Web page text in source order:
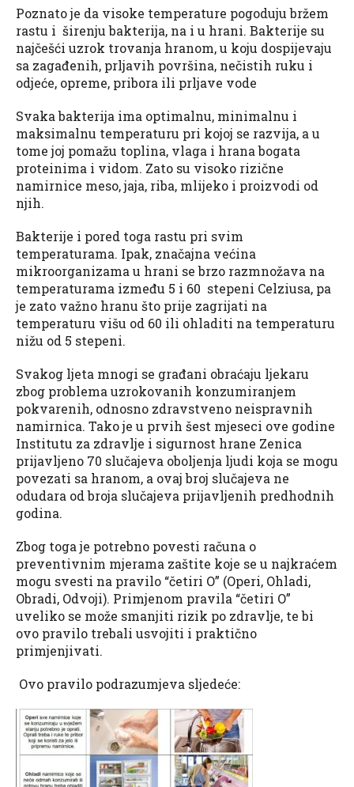
Poznato je da visoke temperature pogoduju bržem
rastu i širenju bakterija, na i u hrani. Bakterije su
najčešći uzrok trovanja hranom, u koju dospijevaju
sa zagađenih, prljavih površina, nečistih ruku i
odjeće, opreme, pribora ili prljave vode
Svaka bakterija ima optimalnu, minimalnu i
maksimalnu temperaturu pri kojoj se razvija, a u
tome joj pomažu toplina, vlaga i hrana bogata
proteinima i vidom. Zato su visoko rizične
namirnice meso, jaja, riba, mlijeko i proizvodi od
njih.
Bakterije i pored toga rastu pri svim
temperaturama. Ipak, značajna većina
mikroorganizama u hrani se brzo razmnožava na
temperaturama između 5 i 60 stepeni Celziusa, pa
je zato važno hranu što prije zagrijati na
temperaturu višu od 60 ili ohladiti na temperaturu
nižu od 5 stepeni.
Svakog ljeta mnogi se građani obraćaju ljekaru
zbog problema uzrokovanih konzumiranjem
pokvarenih, odnosno zdravstveno neispravnih
namirnica. Tako je u prvih šest mjeseci ove godine
Institutu za zdravlje i sigurnost hrane Zenica
prijavljeno 70 slučajeva oboljenja ljudi koja se mogu
povezati sa hranom, a ovaj broj slučajeva ne
odudara od broja slučajeva prijavljenih predhodnih
godina.
Zbog toga je potrebno povesti računa o
preventivnim mjerama zaštite koje se u najkraćem
mogu svesti na pravilo “četiri O” (Operi, Ohladi,
Obradi, Odvoji). Primjenom pravila “četiri O”
uveliko se može smanjiti rizik po zdravlje, te bi
ovo pravilo trebali usvojiti i praktično
primjenjivati.
Ovo pravilo podrazumjeva sljedeće: